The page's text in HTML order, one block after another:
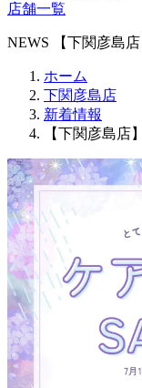
店舗一覧
NEWS 【下関彦島
ホーム
下関彦島店
新着情報
【下関彦島店